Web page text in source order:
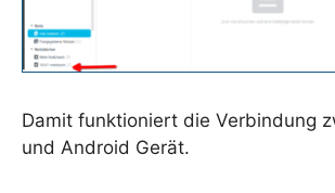
Damit funktioniert die Verbindung
und Android Gerät.